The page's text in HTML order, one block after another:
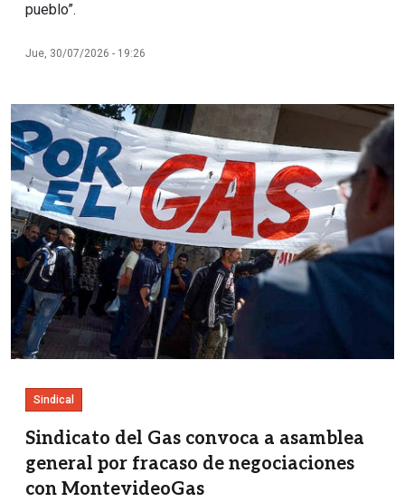
pueblo”.
Jue, 30/07/2026 - 19:26
Imagen
Sindical
Sindicato del Gas convoca a asamblea
general por fracaso de negociaciones
con MontevideoGas